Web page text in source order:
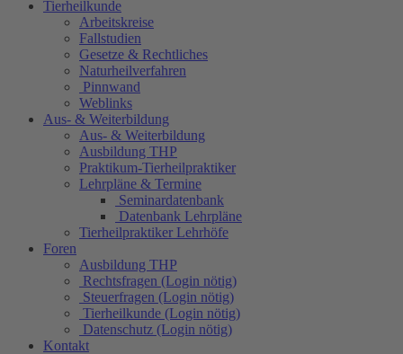
Tierheilkunde
Arbeitskreise
Fallstudien
Gesetze & Rechtliches
Naturheilverfahren
Pinnwand
Weblinks
Aus- & Weiterbildung
Aus- & Weiterbildung
Ausbildung THP
Praktikum-Tierheilpraktiker
Lehrpläne & Termine
Seminardatenbank
Datenbank Lehrpläne
Tierheilpraktiker Lehrhöfe
Foren
Ausbildung THP
Rechtsfragen (Login nötig)
Steuerfragen (Login nötig)
Tierheilkunde (Login nötig)
Datenschutz (Login nötig)
Kontakt